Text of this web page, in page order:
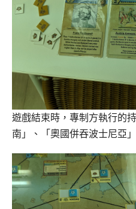
遊戲結束時，專制方執行的
南」、「奧國併吞波士尼亞